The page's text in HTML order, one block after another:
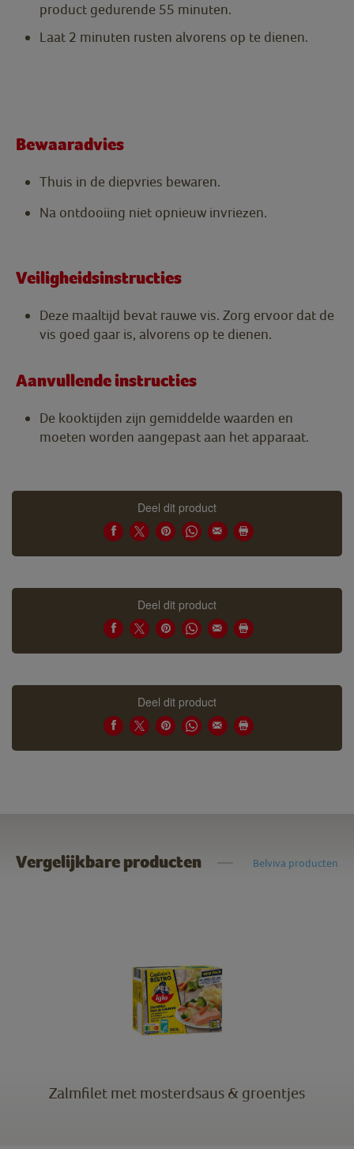
product gedurende 55 minuten.
Laat 2 minuten rusten alvorens op te dienen.
Bewaaradvies
Thuis in de diepvries bewaren.
Na ontdooiing niet opnieuw invriezen.
Veiligheidsinstructies
Deze maaltijd bevat rauwe vis. Zorg ervoor dat de
vis goed gaar is, alvorens op te dienen.
Aanvullende instructies
De kooktijden zijn gemiddelde waarden en
moeten worden aangepast aan het apparaat.
Deel dit product
Deel dit product
Deel dit product
Vergelijkbare producten Belviva producten
Zalmfilet met mosterdsaus & groentjes